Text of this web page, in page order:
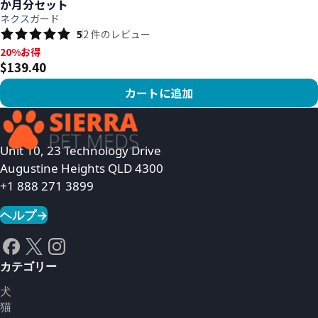
か月分セット
ネクスガード
52 件のレビュー
20%お得, $139.40
20%お得
$139.40
カートに追加
商品を見る
Unit 10, 23 Technology Drive
Augustine Heights QLD 4300
+1 888 271 3899
ヘルプ→
カテゴリー
犬
猫